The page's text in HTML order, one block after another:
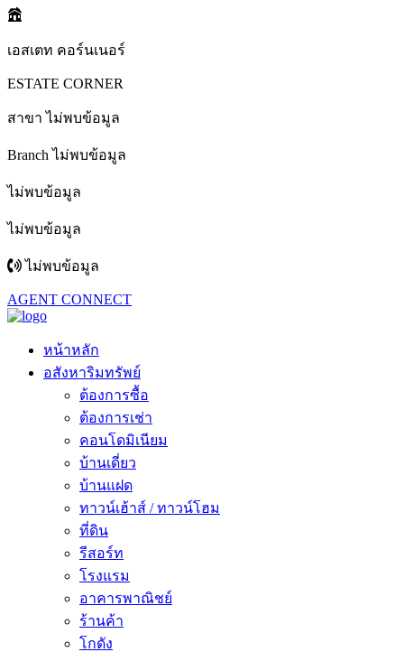
เอสเตท คอร์นเนอร์
ESTATE CORNER
สาขา ไม่พบข้อมูล
Branch ไม่พบข้อมูล
ไม่พบข้อมูล
ไม่พบข้อมูล
ไม่พบข้อมูล
AGENT CONNECT
หน้าหลัก
อสังหาริมทรัพย์
ต้องการซื้อ
ต้องการเช่า
คอนโดมิเนียม
บ้านเดี่ยว
บ้านแฝด
ทาวน์เฮ้าส์ / ทาวน์โฮม
ที่ดิน
รีสอร์ท
โรงแรม
อาคารพาณิชย์
ร้านค้า
โกดัง